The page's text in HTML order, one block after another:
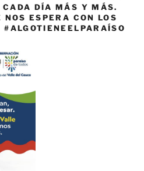
CADA DÍA MÁS Y MÁS.
ESPERA CON LOS